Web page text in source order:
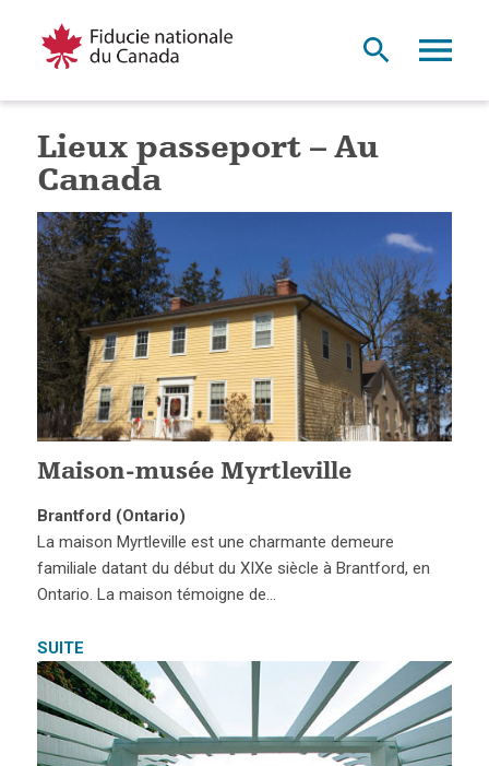
Lieux passeport – Au
Canada
Maison-musée Myrtleville
Brantford (Ontario)
La maison Myrtleville est une charmante demeure
familiale datant du début du XIXe siècle à Brantford, en
Ontario. La maison témoigne de…
SUITE